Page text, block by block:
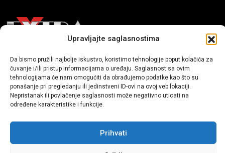
Upravljajte saglasnostima
Da bismo pružili najbolje iskustvo, koristimo tehnologije poput kolačića za
čuvanje i/ili pristup informacijama o uređaju. Saglasnost sa ovim
tehnologijama će nam omogućiti da obrađujemo podatke kao što su
ponašanje pri pregledanju ili jedinstveni ID-ovi na ovoj veb lokaciji.
Nepristanak ili povlačenje saglasnosti može negativno uticati na
određene karakteristike i funkcije.
Prihvati
Mi smo moderni portal zabavnog karaktera koji donosi vijesti i
priče iz života, svijeta showbiza, lifestyle-a i popularne kulture.